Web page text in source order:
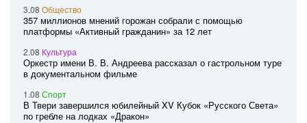
3.08 Общество
357 миллионов мнений горожан собрали с помощью
платформы «Активный гражданин» за 12 лет
2.08 Культура
Оркестр имени В. В. Андреева рассказал о гастрольном туре
в документальном фильме
1.08 Спорт
В Твери завершился юбилейный XV Кубок «Русского Света»
по гребле на лодках «Дракон»